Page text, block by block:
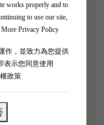
works properly and to
to use our site,
More Privacy Policy
作，並致力為您提供
表示您同意使用
政策
。酒體中等偏輕，
。呢支高性價比嘅
配搭咕嚕肉、白切